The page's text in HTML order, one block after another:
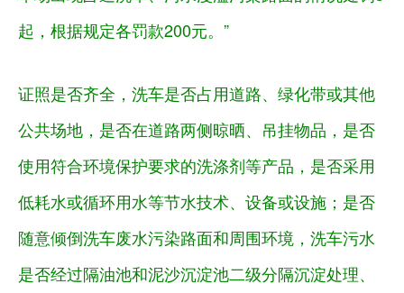
起，根据规定各罚款200元。”
证照是否齐全，洗车是否占用道路、绿化带或其他
公共场地，是否在道路两侧晾晒、吊挂物品，是否
使用符合环境保护要求的洗涤剂等产品，是否采用
低耗水或循环用水等节水技术、设备或设施；是否
随意倾倒洗车废水污染路面和周围环境，洗车污水
是否经过隔油池和泥沙沉淀池二级分隔沉淀处理、